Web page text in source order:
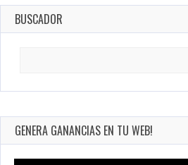
BUSCADOR
GENERA GANANCIAS EN TU WEB!